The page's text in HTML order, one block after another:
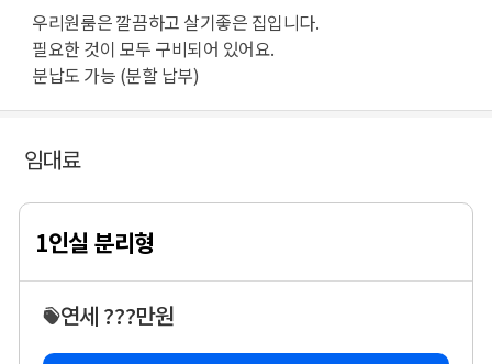
우리원룸은 깔끔하고 살기좋은 집입니다.
필요한 것이 모두 구비되어 있어요.
분납도 가능 (분할 납부)
임대료
1인실 분리형
연세 ???만원